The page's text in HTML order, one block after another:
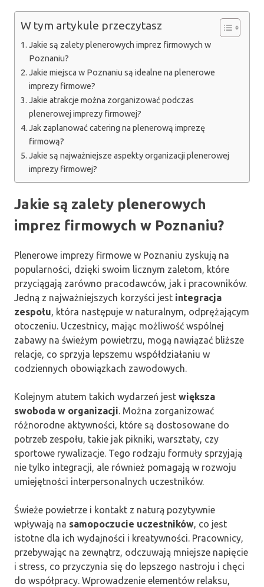
W tym artykule przeczytasz
Jakie są zalety plenerowych imprez firmowych w
Poznaniu?
Jakie miejsca w Poznaniu są idealne na plenerowe
imprezy firmowe?
Jakie atrakcje można zorganizować podczas
plenerowej imprezy firmowej?
Jak zaplanować catering na plenerową imprezę
firmową?
Jakie są najważniejsze aspekty organizacji plenerowej
imprezy firmowej?
Jakie są zalety plenerowych
imprez firmowych w Poznaniu?
Plenerowe imprezy firmowe w Poznaniu zyskują na
popularności, dzięki swoim licznym zaletom, które
przyciągają zarówno pracodawców, jak i pracowników.
Jedną z najważniejszych korzyści jest integracja
zespołu, która następuje w naturalnym, odprężającym
otoczeniu. Uczestnicy, mając możliwość wspólnej
zabawy na świeżym powietrzu, mogą nawiązać bliższe
relacje, co sprzyja lepszemu współdziałaniu w
codziennych obowiązkach zawodowych.
Kolejnym atutem takich wydarzeń jest większa
swoboda w organizacji. Można zorganizować
różnorodne aktywności, które są dostosowane do
potrzeb zespołu, takie jak pikniki, warsztaty, czy
sportowe rywalizacje. Tego rodzaju formuły sprzyjają
nie tylko integracji, ale również pomagają w rozwoju
umiejętności interpersonalnych uczestników.
Świeże powietrze i kontakt z naturą pozytywnie
wpływają na samopoczucie uczestników, co jest
istotne dla ich wydajności i kreatywności. Pracownicy,
przebywając na zewnątrz, odczuwają mniejsze napięcie
i stress, co przyczynia się do lepszego nastroju i chęci
do współpracy. Wprowadzenie elementów relaksu,